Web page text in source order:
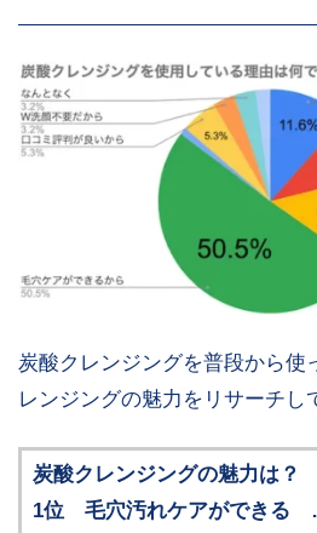
炭酸クレンジングを普段から使
レンジングの魅力をリサーチし
炭酸クレンジングの魅力は？
1位 毛穴汚れケアができ